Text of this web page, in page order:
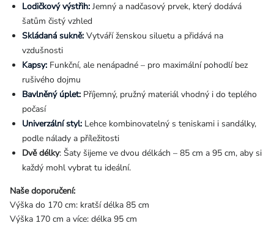
Lodičkový výstřih: Jemný a nadčasový prvek, který dodává
šatům čistý vzhled
Skládaná sukně: Vytváří ženskou siluetu a přidává na
vzdušnosti
Kapsy: Funkční, ale nenápadné – pro maximální pohodlí bez
rušivého dojmu
Bavlněný úplet: Příjemný, pružný materiál vhodný i do teplého
počasí
Univerzální styl: Lehce kombinovatelný s teniskami i sandálky,
podle nálady a příležitosti
Dvě délky: Šaty šijeme ve dvou délkách – 85 cm a 95 cm, aby si
každý mohl vybrat tu ideální.
Naše doporučení:
Výška do 170 cm: kratší délka 85 cm
Výška 170 cm a více: délka 95 cm